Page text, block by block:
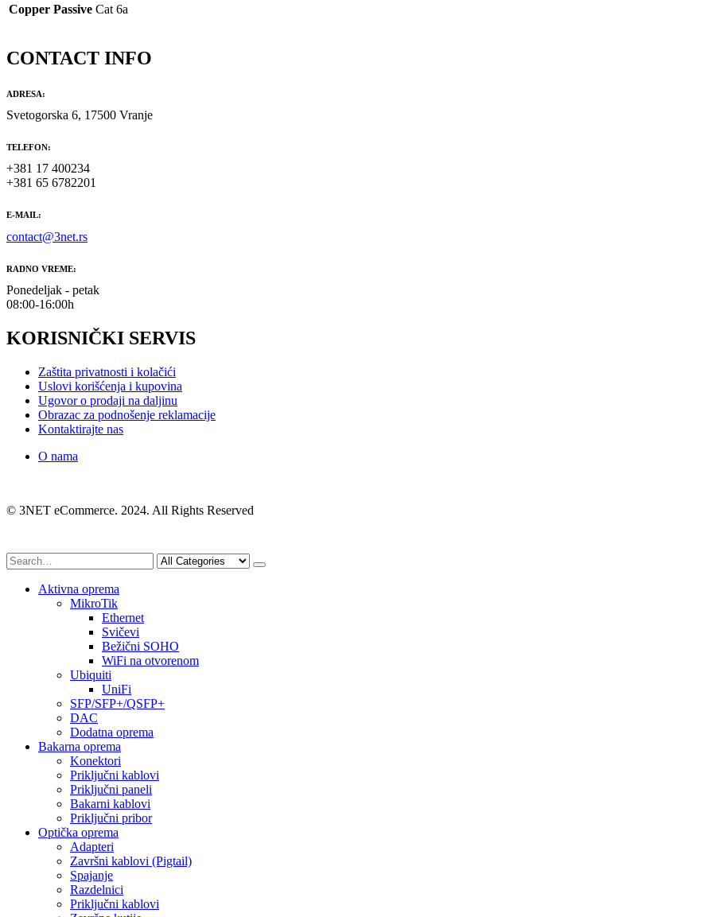
Copper Passive Cat 6a
CONTACT INFO
ADRESA:
Svetogorska 6, 17500 Vranje
TELEFON:
+381 17 400234
+381 65 6782201
E-MAIL:
contact@3net.rs
RADNO VREME:
Ponedeljak - petak
08:00-16:00h
KORISNIČKI SERVIS
Zaštita privatnosti i kolačići
Uslovi korišćenja i kupovina
Ugovor o prodaji na daljinu
Obrazac za podnošenje reklamacije
Kontaktirajte nas
O nama
© 3NET eCommerce. 2024. All Rights Reserved
Aktivna oprema
MikroTik
Ethernet
Svičevi
Bežični SOHO
WiFi na otvorenom
Ubiquiti
UniFi
SFP/SFP+/QSFP+
DAC
Dodatna oprema
Bakarna oprema
Konektori
Priključni kablovi
Priključni paneli
Bakarni kablovi
Priključni pribor
Optička oprema
Adapteri
Završni kablovi (Pigtail)
Spajanje
Razdelnici
Priključni kablovi